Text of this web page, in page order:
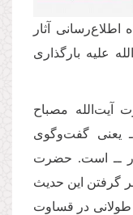
اطلاع‌رسانی آثار
علیه‌ بارگذاری
آیت‌الله مصباح
یعنی گفت‌وگوی
ــ است. حضرت
گرفتن این حدیث
در قساوت